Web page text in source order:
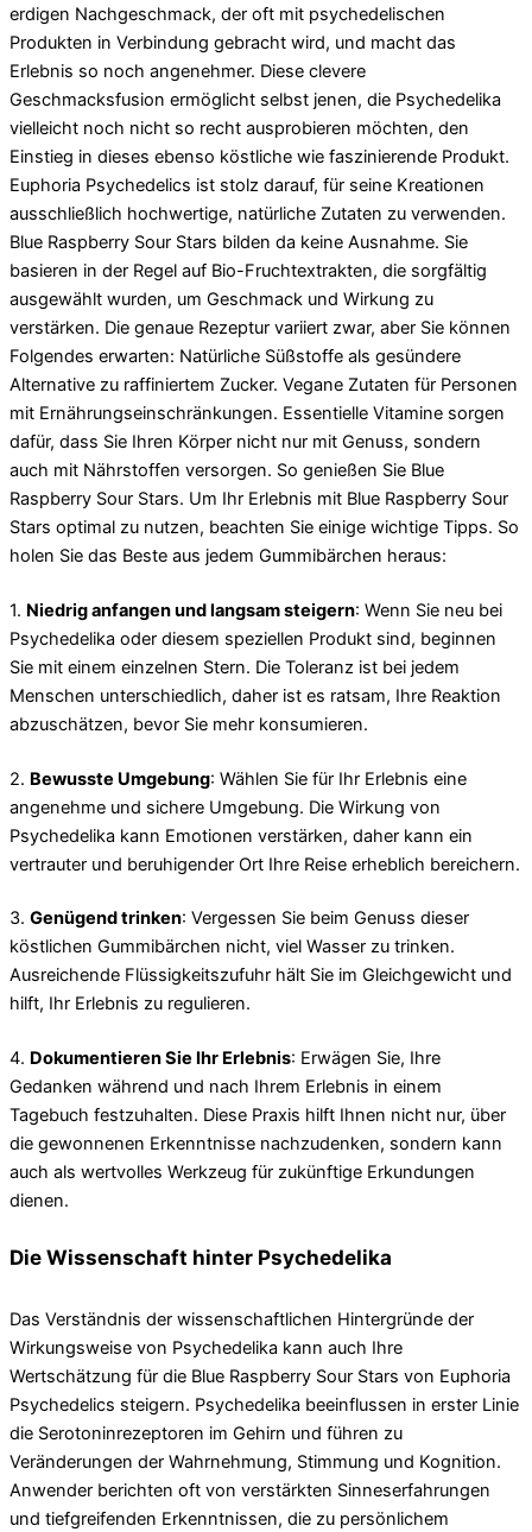
erdigen Nachgeschmack, der oft mit psychedelischen
Produkten in Verbindung gebracht wird, und macht das
Erlebnis so noch angenehmer. Diese clevere
Geschmacksfusion ermöglicht selbst jenen, die Psychedelika
vielleicht noch nicht so recht ausprobieren möchten, den
Einstieg in dieses ebenso köstliche wie faszinierende Produkt.
Euphoria Psychedelics ist stolz darauf, für seine Kreationen
ausschließlich hochwertige, natürliche Zutaten zu verwenden.
Blue Raspberry Sour Stars bilden da keine Ausnahme. Sie
basieren in der Regel auf Bio-Fruchtextrakten, die sorgfältig
ausgewählt wurden, um Geschmack und Wirkung zu
verstärken. Die genaue Rezeptur variiert zwar, aber Sie können
Folgendes erwarten: Natürliche Süßstoffe als gesündere
Alternative zu raffiniertem Zucker. Vegane Zutaten für Personen
mit Ernährungseinschränkungen. Essentielle Vitamine sorgen
dafür, dass Sie Ihren Körper nicht nur mit Genuss, sondern
auch mit Nährstoffen versorgen. So genießen Sie Blue
Raspberry Sour Stars. Um Ihr Erlebnis mit Blue Raspberry Sour
Stars optimal zu nutzen, beachten Sie einige wichtige Tipps. So
holen Sie das Beste aus jedem Gummibärchen heraus:
1. Niedrig anfangen und langsam steigern: Wenn Sie neu bei
Psychedelika oder diesem speziellen Produkt sind, beginnen
Sie mit einem einzelnen Stern. Die Toleranz ist bei jedem
Menschen unterschiedlich, daher ist es ratsam, Ihre Reaktion
abzuschätzen, bevor Sie mehr konsumieren.
2. Bewusste Umgebung: Wählen Sie für Ihr Erlebnis eine
angenehme und sichere Umgebung. Die Wirkung von
Psychedelika kann Emotionen verstärken, daher kann ein
vertrauter und beruhigender Ort Ihre Reise erheblich bereichern.
3. Genügend trinken: Vergessen Sie beim Genuss dieser
köstlichen Gummibärchen nicht, viel Wasser zu trinken.
Ausreichende Flüssigkeitszufuhr hält Sie im Gleichgewicht und
hilft, Ihr Erlebnis zu regulieren.
4. Dokumentieren Sie Ihr Erlebnis: Erwägen Sie, Ihre
Gedanken während und nach Ihrem Erlebnis in einem
Tagebuch festzuhalten. Diese Praxis hilft Ihnen nicht nur, über
die gewonnenen Erkenntnisse nachzudenken, sondern kann
auch als wertvolles Werkzeug für zukünftige Erkundungen
dienen.
Die Wissenschaft hinter Psychedelika
Das Verständnis der wissenschaftlichen Hintergründe der
Wirkungsweise von Psychedelika kann auch Ihre
Wertschätzung für die Blue Raspberry Sour Stars von Euphoria
Psychedelics steigern. Psychedelika beeinflussen in erster Linie
die Serotoninrezeptoren im Gehirn und führen zu
Veränderungen der Wahrnehmung, Stimmung und Kognition.
Anwender berichten oft von verstärkten Sinneserfahrungen
und tiefgreifenden Erkenntnissen, die zu persönlichem